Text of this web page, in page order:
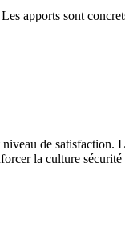
apports sont
de satisfaction.
la culture